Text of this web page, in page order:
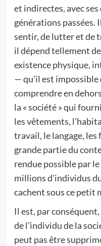
et indirectes, avec
générations passées.
sentir, de lutter et de
il dépend tellement
existence physique,
— qu’il est impossible
comprendre en
la « société » qui
les vêtements,
travail, le langage, les
grande partie du
rendue possible par
millions d’individus
cachent sous ce petit
Il est, par
de l’individu de la
peut pas être